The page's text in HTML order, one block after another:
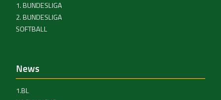
1. BUNDESLIGA
2. BUNDESLIGA
SOFTBALL
News
1.BL